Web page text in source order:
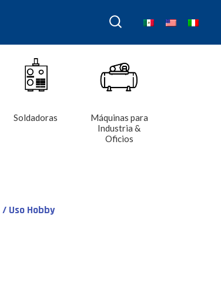
Soldadoras
Máquinas para
Industria &
Oficios
/ Uso Hobby